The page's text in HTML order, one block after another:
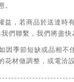
。
益，若商品於送達時
們聯繫，我們將盡快
因季節短缺或品相不
花材做調整，或電洽